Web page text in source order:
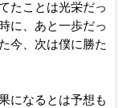
たことは光栄だっ
に、あと一歩だっ
今、次は僕に勝た
になるとは予想も